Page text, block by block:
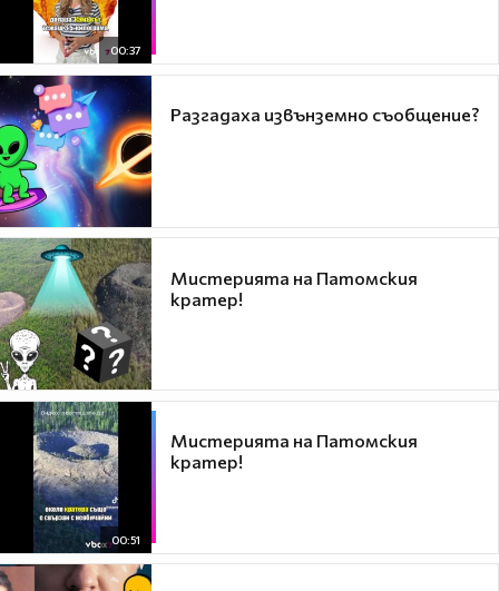
00:37
Разгадаха извънземно съобщение?
Мистерията на Патомския
кратер!
00:51
Мистерията на Патомския
кратер!